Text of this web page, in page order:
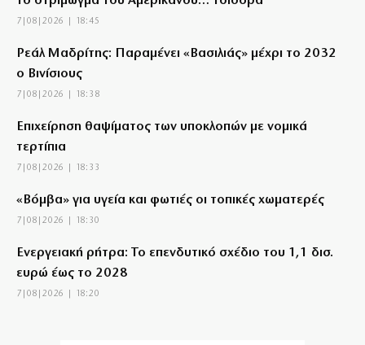
7|08|2026 | 18:45
Ρεάλ Μαδρίτης: Παραμένει «Βασιλιάς» μέχρι το 2032
ο Βινίσιους
7|08|2026 | 18:38
Επιχείρηση θαψίματος των υποκλοπών με νομικά
τερτίπια
7|08|2026 | 18:33
«Βόμβα» για υγεία και φωτιές οι τοπικές χωματερές
7|08|2026 | 18:30
Ενεργειακή ρήτρα: Το επενδυτικό σχέδιο του 1,1 δισ.
ευρώ έως το 2028
7|08|2026 | 18:20